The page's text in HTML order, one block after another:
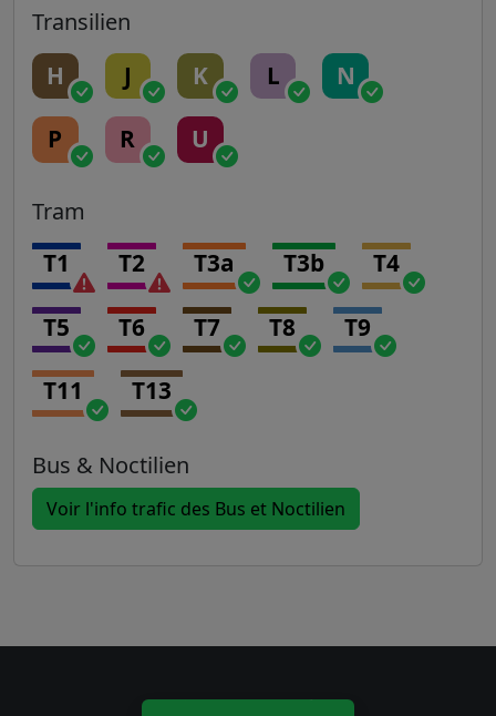
Transilien
H J K L N
P R U
Tram
T1 T2 T3a T3b T4
T5 T6 T7 T8 T9
T11 T13
Bus & Noctilien
Voir l'info trafic des Bus et Noctilien